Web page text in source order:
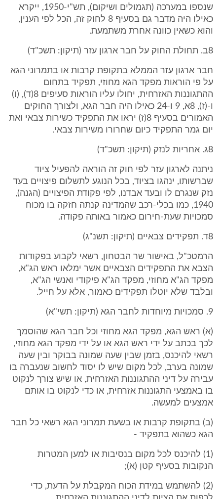
שנספו במערכה (תגמולים ושיקום), תש"י-1950, ייקרא
כאילו היה מדבר גם בסעיף 8 לחוק זה, הכל לפי הענין,
והוא כשאין כוונה אחרת משתמעת.
8ב. תחולת החוק על חבר ארגון עזר (תיקון: תשכ"ד)
חבר ארגון עזר הממלא בתקופת קרבות או בתמרוני הגא
על פי הוראות מפקד הגא מחוזי, תפקיד בתחום
ההתגוננות האזרחית, יחולו עליו הוראות סעיפים 8(ד), (ו)
ו-(ז), 8א, 9 ו-24 כאילו היה חבר הגא, ולצורך החוקים
האמורים בסעיף 8(ז) יראו את התפקיד כשירות צבאי ואת
יום גמר התפקיד כיום שחרורו משירות צבאי.
8ג. אחריות לנזק (תיקון: תשכ"ד)
ניתנה לארגון עזר לפי חוק זה הוראה להפעיל ציוד
שברשותו, ינהגו בציוד, בכל הנוגע לתשלום פיצויים בעד
נזק שנגרם לו ובעד אבדנו, לפי פקודת הפיצויים (הגנה),
1940, כמו בכלי-רכב שהמדינה קנתה חזקה בו מכוח
סמכויות שעת-חירום כאמור באותה פקודה.
8ד. תפקידים צבאיים (תיקון: תשנ"ג)
הרמטכ"ל, באישור שר הבטחון, רשאי לקבוע בפקודות
הצבא את התפקידים הצבאיים אשר ימלאו ראש הג"א,
מפקד הג"א מחוזי, מפקד הג"א פיקודי ואנשי הג"א,
ובלבד שלא יוטלו תפקידים כאמור, אלא על חייל.
9. סמכויות מיוחדות לחבר הגא (תיקון: תשי"א)
(א) ראש הגא, מפקד הגא מחוזי וכל חבר הגא שהוסמך
לכך בכתב על ידי ראש הגא או על ידי מפקד הגא מחוזי,
רשאי להיכנס, בזמן שבין שעה שמונה בבוקר ובין שעה
שמונה בערב, לכל מקום שיש לו יסוד לחשוב שנעברה בו
עבירה על דיני ההתגוננות האזרחית, או שיש צורך לנקוט
בו באמצעי התגוננות אזרחית, או כדי לנקוט בו אותם
אמצעים למעשה.
(ב) בתקופת קרבות או בשעת תמרוני הגא רשאי כל חבר
הגא כשהוא בתפקיד -
(1) להיכנס לכל מקום בנסיבות או למען המטרות
הנקובות בסעיף קטן (א);
(2) להשתמש במידת הכוח המקבלת על הדעת, כדי